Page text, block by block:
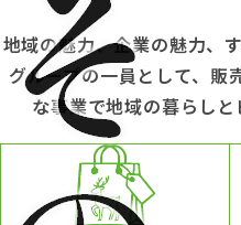
地域の魅力、企業の魅力、
グループの一員として、 販
な事業で地域の暮らしと